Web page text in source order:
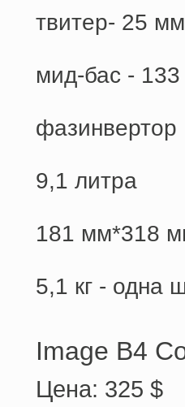
твитер- 25
мид-бас -
фазинвертор
9,1 литра
181 мм*318
5,1 кг - одна
Image B4
Цена: 325 $